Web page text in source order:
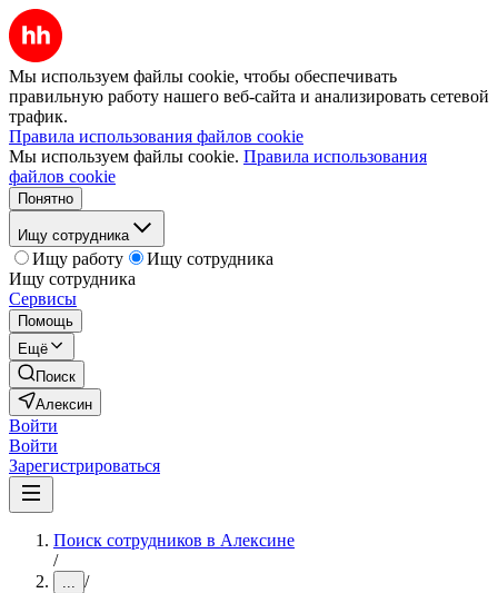
Мы используем файлы cookie, чтобы обеспечивать
правильную работу нашего веб-сайта и анализировать сетевой
трафик.
Правила использования файлов cookie
Мы используем файлы cookie. Правила использования
файлов cookie
Понятно
Ищу сотрудника
Ищу работу
Ищу сотрудника
Ищу сотрудника
Сервисы
Помощь
Ещё
Поиск
Алексин
Войти
Войти
Зарегистрироваться
Поиск сотрудников в Алексине
/
... /